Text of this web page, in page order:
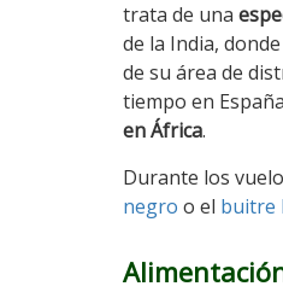
trata de una
de la India,
de su área de
tiempo en
en África.
Durante los
negro o el buitre